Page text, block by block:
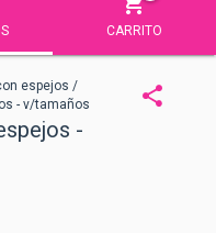
CARRITO
espejos /
- v/tamaños
-